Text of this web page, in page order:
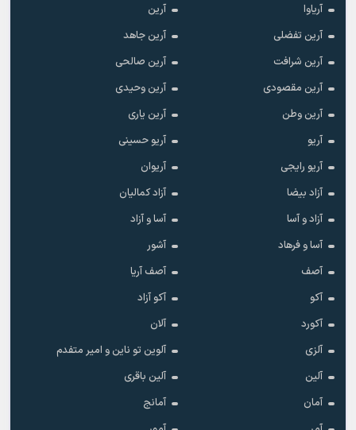
آریاوا
آرین
آرین تفضلی
آرین جاهد
آرین شرافت
آرین صالحی
آرین مقصودی
آرین وحیدی
آرین وطن
آرین یاری
آریو
آریو حسینی
آریو رایجی
آریوان
آزاد بیضا
آزاد کمالیان
آزاد و آسا
آسا و آزاد
آسا و فرهاد
آشور
آصف
آصف آریا
آکو
آکو آزاد
آکورد
آلان
آلزی
آلوین تو ناین و امیر متفدم
آلین
آلین باقری
آمان
آمانج